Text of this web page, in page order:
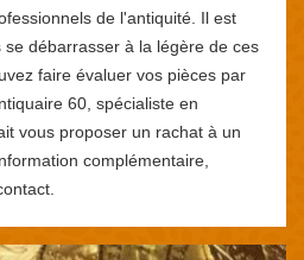
de l'antiquité. Il est
débarrasser à la légère de ces
faire évaluer vos pièces par
60, spécialiste en
vous proposer un rachat à un
complémentaire,